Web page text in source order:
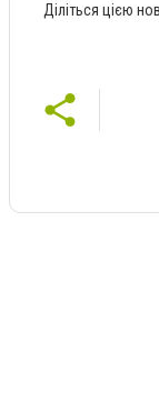
Діліться цією